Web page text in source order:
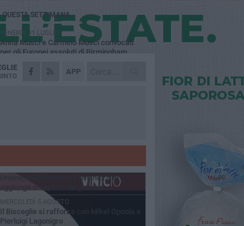
APP
QUESTA SETTIMANA
VENERDÌ 31 LUGLIO
Anna Musci e Carmelo Musci convocati
per gli Europei assoluti di Birmingham
LUNEDÌ 3 AGOSTO
Simone Franceschi, una solida certezza
Unione, in difesa arriva Francesco Lorusso
SABATO 1 AGOSTO
Unione, Michelangelo Lamanuzzi si
aggiunge al reparto dei portieri
MERCOLEDÌ 5 AGOSTO
Il Bisceglie si rafforza con Mikel Opoola e
Pierluigi Lagonigro